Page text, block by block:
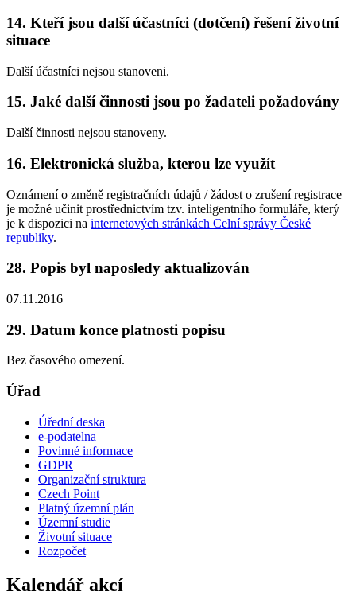
14. Kteří jsou další účastníci (dotčení) řešení životní
situace
Další účastníci nejsou stanoveni.
15. Jaké další činnosti jsou po žadateli požadovány
Další činnosti nejsou stanoveny.
16. Elektronická služba, kterou lze využít
Oznámení o změně registračních údajů / žádost o zrušení registrace
je možné učinit prostřednictvím tzv. inteligentního formuláře, který
je k dispozici na internetových stránkách Celní správy České
republiky.
28. Popis byl naposledy aktualizován
07.11.2016
29. Datum konce platnosti popisu
Bez časového omezení.
Úřad
Úřední deska
e-podatelna
Povinné informace
GDPR
Organizační struktura
Czech Point
Platný územní plán
Územní studie
Životní situace
Rozpočet
Kalendář akcí